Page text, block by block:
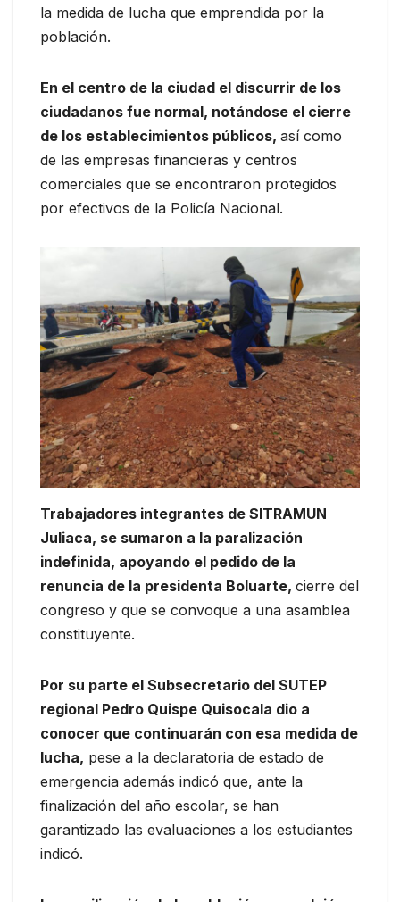
la medida de lucha que emprendida por la
población.
En el centro de la ciudad el discurrir de los
ciudadanos fue normal, notándose el cierre
de los establecimientos públicos, así como
de las empresas financieras y centros
comerciales que se encontraron protegidos
por efectivos de la Policía Nacional.
Trabajadores integrantes de SITRAMUN
Juliaca, se sumaron a la paralización
indefinida, apoyando el pedido de la
renuncia de la presidenta Boluarte, cierre del
congreso y que se convoque a una asamblea
constituyente.
Por su parte el Subsecretario del SUTEP
regional Pedro Quispe Quisocala dio a
conocer que continuarán con esa medida de
lucha, pese a la declaratoria de estado de
emergencia además indicó que, ante la
finalización del año escolar, se han
garantizado las evaluaciones a los estudiantes
indicó.